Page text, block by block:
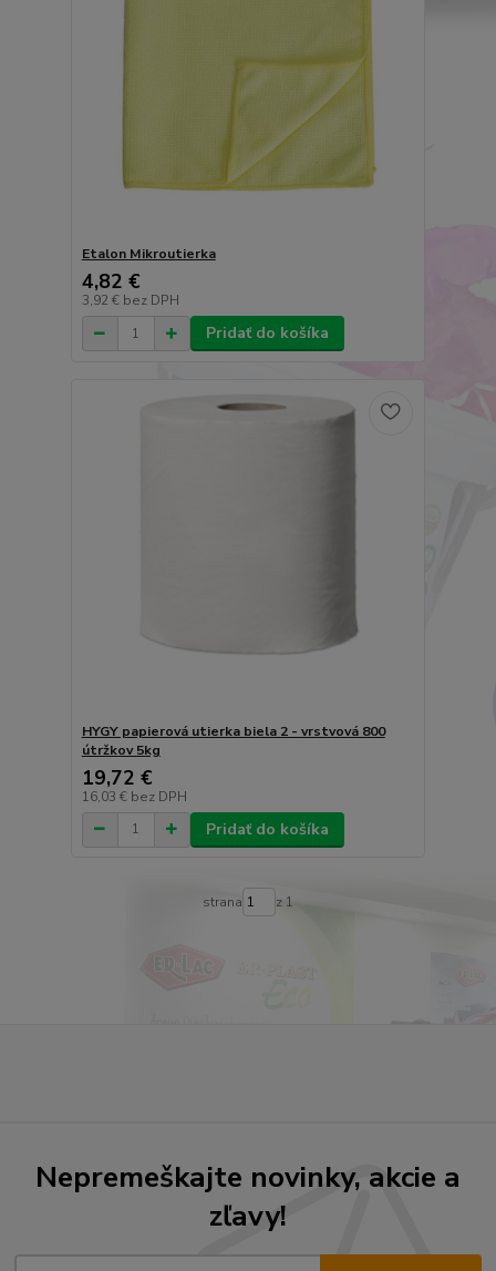
Etalon Mikroutierka
4,82 €
3,92 € bez DPH
Pridať do košíka
HYGY papierová utierka biela 2 - vrstvová 800
útržkov 5kg
19,72 €
16,03 € bez DPH
Pridať do košíka
strana z 1
Nepremeškajte novinky, akcie a
zľavy!